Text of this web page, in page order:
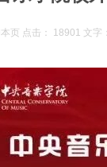
页 点击： 18901 文字